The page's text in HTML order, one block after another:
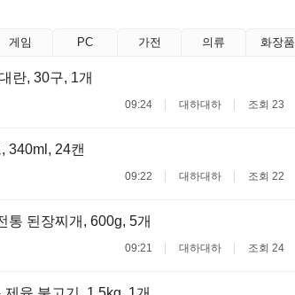
게임 PC 가전 의류 화장품
란, 30구, 1개
09:24 대하대하 조회 23
340ml, 24캔
09:22 대하대하 조회 22
통 된장찌개, 600g, 5개
09:21 대하대하 조회 24